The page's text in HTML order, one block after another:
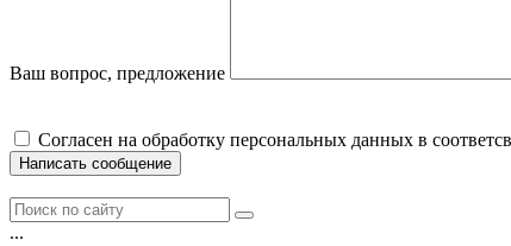
Ваш вопрос, предложение
Cогласен на обработку персональных данных в
Написать сообщение
...